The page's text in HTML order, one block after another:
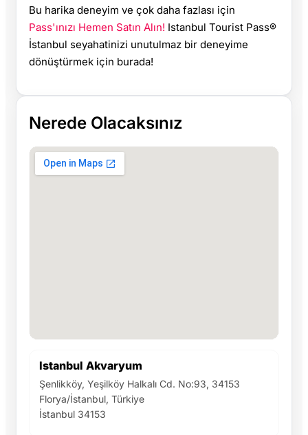
Bu harika deneyim ve çok daha fazlası için
Pass'ınızı Hemen Satın Alın! Istanbul Tourist Pass®
İstanbul seyahatinizi unutulmaz bir deneyime
dönüştürmek için burada!
Nerede Olacaksınız
Istanbul Akvaryum
Şenlikköy, Yeşilköy Halkalı Cd. No:93, 34153
Florya/İstanbul, Türkiye
İstanbul 34153